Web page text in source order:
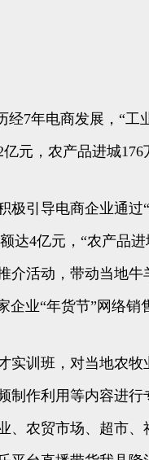
7年电商发展，“工
元，农产品进城
导电商企业通过
达4亿元，“农产品
活动，带动当地
业“年货节”网络销
训班，对当地农牧
制作利用等内容进
、农贸市场、超市